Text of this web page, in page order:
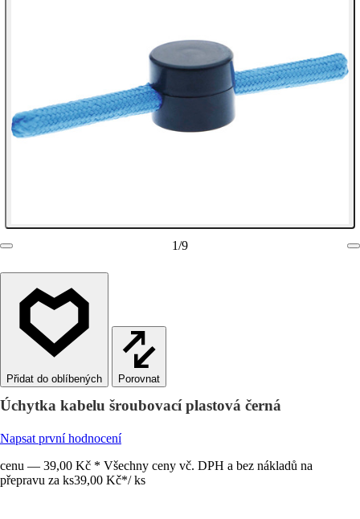
1/9
Porovnat
Úchytka kabelu šroubovací plastová černá
Napsat první hodnocení
cenu — 39,00 Kč * Všechny ceny vč. DPH a bez nákladů na
přepravu za ks39,00 Kč*/ ks